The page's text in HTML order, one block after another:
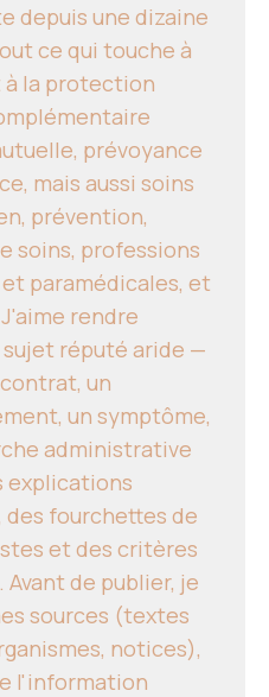
depuis une dizaine
ce qui touche à
à la protection
prévoyance
mais aussi soins
prévention,
soins, professions
paramédicales, et
rendre
réputé aride —
un
un symptôme,
administrative
explications
fourchettes de
et des critères
de publier, je
sources (textes
notices),
l'information